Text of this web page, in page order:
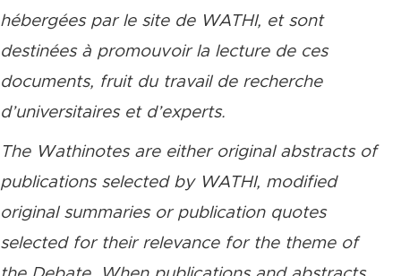
hébergées par le site de WATHI, et sont
destinées à promouvoir la lecture de ces
documents, fruit du travail de recherche
d’universitaires et d’experts.
The Wathinotes are either original abstracts of
publications selected by WATHI, modified
original summaries or publication quotes
selected for their relevance for the theme of